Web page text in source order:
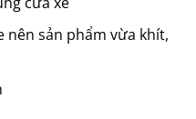
nên sản phẩm vừa khít,